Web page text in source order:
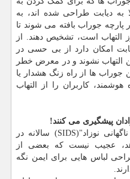
به دیابت طراحی شده اند، به
جوراب بافته می شوند تا
التهاب است، تشخیص دهند. از
امکان دارد از بی حسی در
التهاب نشوند و در معرض خطر
جوراب ها از راه زنگ هشدار یا
کاربران را از التهاب
پیشگیری می کنند!
با عنایت به اینکه "سندروم مرگ ناگهانی نوزاد"(SIDS) سالانه در
عجیب نیست که بعضی از
لباس هایی برای ایمن نگه